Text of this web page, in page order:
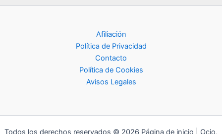
Afiliación
Política de Privacidad
Contacto
Política de Cookies
Avisos Legales
Todos los derechos reservados © 2026 Página de inicio | Ocio,